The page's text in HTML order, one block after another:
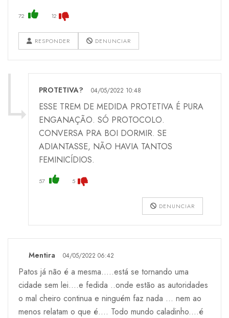
72 12
RESPONDER DENUNCIAR
PROTETIVA? 04/05/2022 10:48
ESSE TREM DE MEDIDA PROTETIVA É PURA
ENGANAÇÃO. SÓ PROTOCOLO.
CONVERSA PRA BOI DORMIR. SE
ADIANTASSE, NÃO HAVIA TANTOS
FEMINICÍDIOS.
57 5
DENUNCIAR
Mentira 04/05/2022 06:42
Patos já não é a mesma.....está se tornando uma
cidade sem lei....e fedida ..onde estão as autoridades
o mal cheiro continua e ninguém faz nada ... nem ao
menos relatam o que é.... Todo mundo caladinho....é